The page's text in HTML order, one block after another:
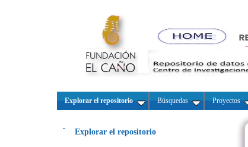
Explorar el repositorio Búsquedas Proyectos
Explorar el repositorio